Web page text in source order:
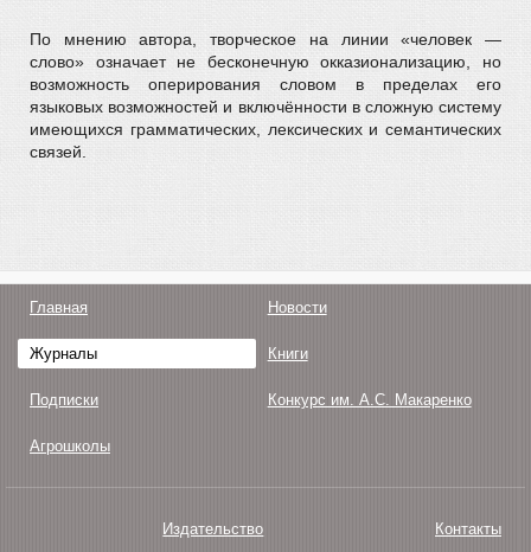
По мнению автора, творческое на линии «человек —
слово» означает не бесконечную окказионализацию, но
возможность оперирования словом в пределах его
языковых возможностей и включённости в сложную систему
имеющихся грамматических, лексических и семантических
связей.
Главная Новости
Журналы Книги
Подписки Конкурс им. А.С. Макаренко
Агрошколы
Издательство Контакты